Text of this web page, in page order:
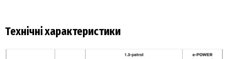
Технічні характеристики